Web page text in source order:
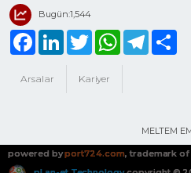
Bugün:1,544
Arsalar Kariyer
FacebookLinkedInTwitter WhatsAppTelegram
MELTEM
powered byport724.com, trademark of